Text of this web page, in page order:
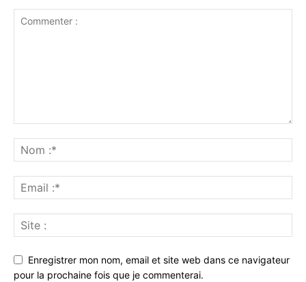
Enregistrer mon nom, email et site web dans ce navigateur
pour la prochaine fois que je commenterai.